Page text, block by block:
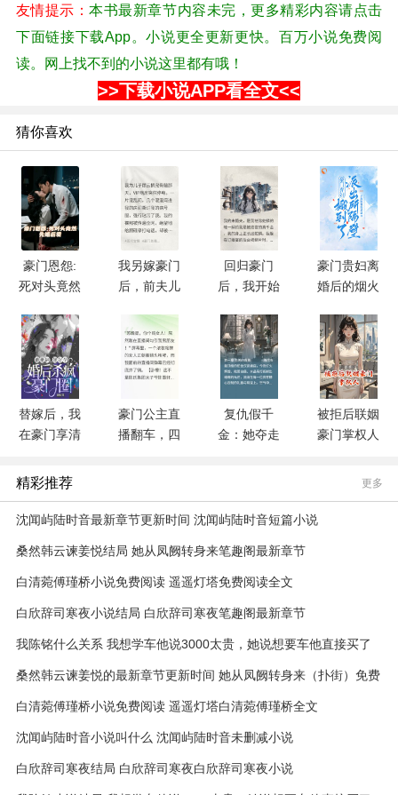
友情提示：本书最新章节内容未完，更多精彩内容请点击
下面链接下载App。小说更全更新更快。百万小说免费阅
读。网上找不到的小说这里都有哦！
>>下载小说APP看全文<<
猜你喜欢
豪门恩怨:
死对头竟然
我另嫁豪门
后，前夫儿
回归豪门
后，我开始
豪门贵妇离
婚后的烟火
替嫁后，我
在豪门享清
豪门公主直
播翻车，四
复仇假千
金：她夺走
被拒后联姻
豪门掌权人
精彩推荐 更多
沈闻屿陆时音最新章节更新时间 沈闻屿陆时音短篇小说
桑然韩云谏姜悦结局 她从凤阙转身来笔趣阁最新章节
白清菀傅瑾桥小说免费阅读 遥遥灯塔免费阅读全文
白欣辞司寒夜小说结局 白欣辞司寒夜笔趣阁最新章节
我陈铭什么关系 我想学车他说3000太贵，她说想要车他直接买了
桑然韩云谏姜悦的最新章节更新时间 她从凤阙转身来（扑街）免费
白清菀傅瑾桥小说免费阅读 遥遥灯塔白清菀傅瑾桥全文
沈闻屿陆时音小说叫什么 沈闻屿陆时音未删减小说
白欣辞司寒夜结局 白欣辞司寒夜白欣辞司寒夜小说